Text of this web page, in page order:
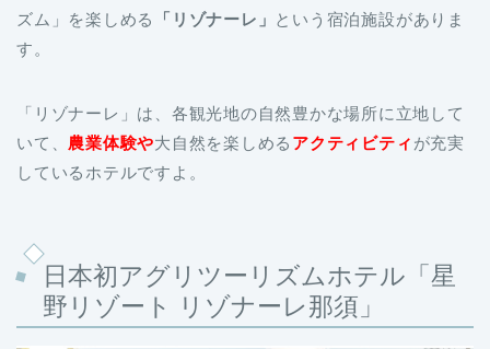
ズム」を楽しめる
「リゾナーレ」 という宿泊施設がありま
す。
「リゾナーレ」は、各観光地の自然豊かな場所に立地して
いて、 農業体験や大自然を楽しめる アクティビティ が充実
しているホテルですよ。
日本初アグリツーリズムホテル「星
野リゾート リゾナーレ那須」